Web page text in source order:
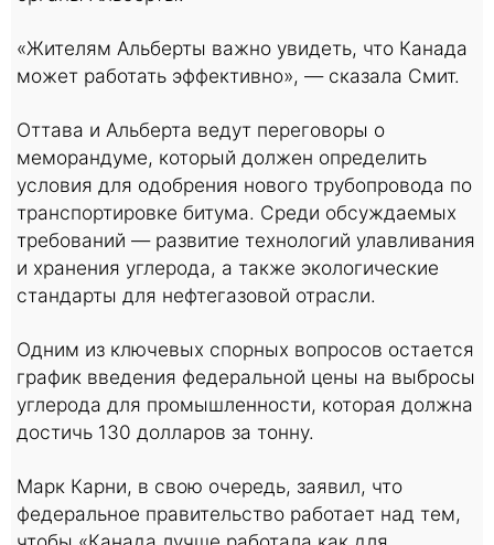
«Жителям Альберты важно увидеть, что Канада
может работать эффективно», — сказала Смит.
Оттава и Альберта ведут переговоры о
меморандуме, который должен определить
условия для одобрения нового трубопровода по
транспортировке битума. Среди обсуждаемых
требований — развитие технологий улавливания
и хранения углерода, а также экологические
стандарты для нефтегазовой отрасли.
Одним из ключевых спорных вопросов остается
график введения федеральной цены на выбросы
углерода для промышленности, которая должна
достичь 130 долларов за тонну.
Марк Карни, в свою очередь, заявил, что
федеральное правительство работает над тем,